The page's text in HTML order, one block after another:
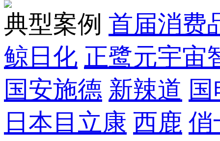
典型案例 首届消费
鲸日化 正鹭元宇宙
国安施德 新辣道
日本目立康 西鹿 俏